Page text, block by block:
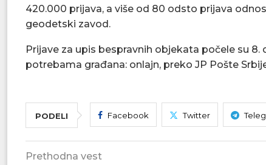
420.000 prijava, a više od 80 odsto prijava
geodetski zavod.
Prijave za upis bespravnih objekata počele su
potrebama građana: onlajn, preko JP Pošte
PODELI Facebook Twitter
Prethodna vest